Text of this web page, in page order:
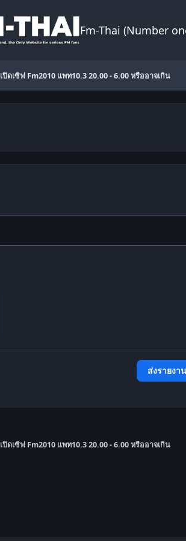
Fm-Thai (Number
เปิดเซิฟ Fm2010 แพท10.3 20.00 - 6.00 หรืออาจเกิน
ส่งรายงาน
เปิดเซิฟ Fm2010 แพท10.3 20.00 - 6.00 หรืออาจเกิน